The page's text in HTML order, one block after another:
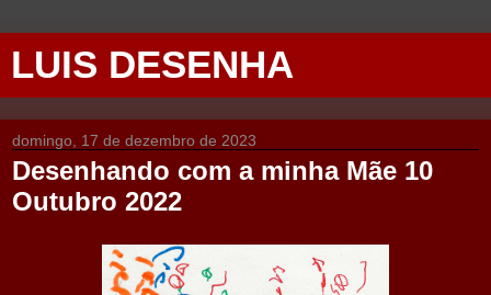
LUIS DESENHA
domingo, 17 de dezembro de 2023
Desenhando com a minha Mãe 10
Outubro 2022